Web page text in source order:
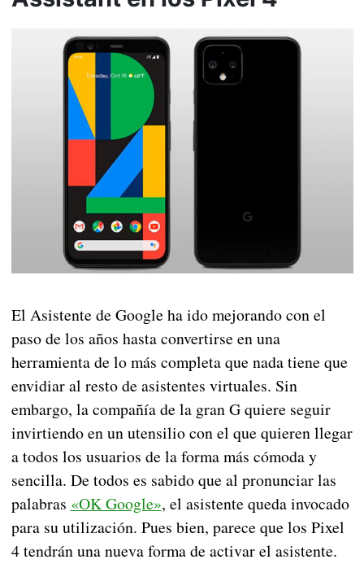
El Asistente de Google ha ido mejorando con el
paso de los años hasta convertirse en una
herramienta de lo más completa que nada tiene que
envidiar al resto de asistentes virtuales. Sin
embargo, la compañía de la gran G quiere seguir
invirtiendo en un utensilio con el que quieren llegar
a todos los usuarios de la forma más cómoda y
sencilla. De todos es sabido que al pronunciar las
palabras «OK Google», el asistente queda invocado
para su utilización. Pues bien, parece que los Pixel
4 tendrán una nueva forma de activar el asistente.